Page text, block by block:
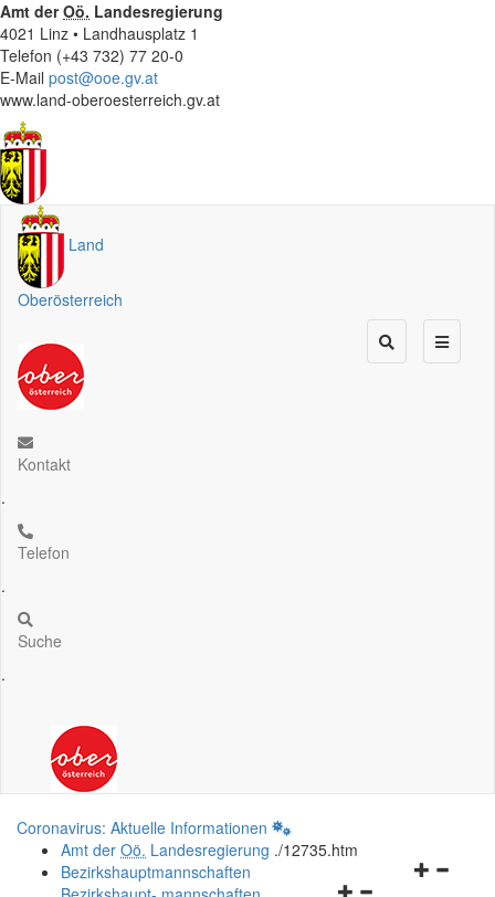
Amt derOö. Landesregierung
4021 Linz • Landhausplatz 1
Telefon (+43 732) 77 20-0
E-Mail post@ooe.gv.at
www.land-oberoesterreich.gv.at
Land
Oberösterreich
Kontakt
.
Telefon
.
Suche
.
Coronavirus: Aktuelle Informationen
Amt der Oö. Landesregierung ./12735.htm
Navigationsmenü
Bezirkshauptmannschaften